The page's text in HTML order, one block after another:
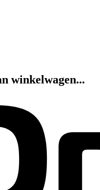
winkelwagen...